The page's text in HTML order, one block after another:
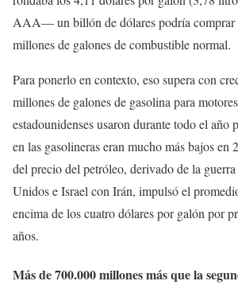
AAA— un billón de dólares podría comprar
millones de galones de combustible normal.
Para ponerlo en contexto, eso supera con
millones de galones de gasolina para
estadounidenses usaron durante todo el año
en las gasolineras eran mucho más bajos en
del precio del petróleo, derivado de la
Unidos e Israel con Irán, impulsó el
encima de los cuatro dólares por galón por
años.
Más de 700.000 millones más que la